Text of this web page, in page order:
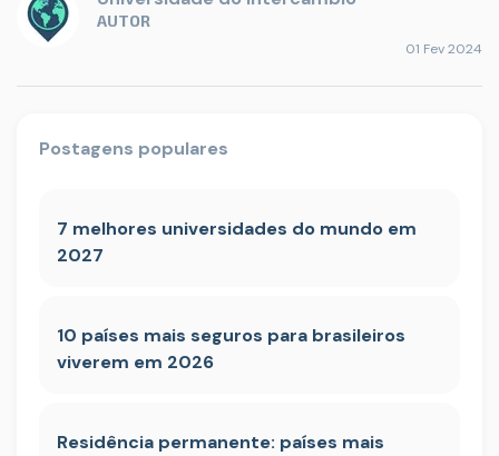
AUTOR
01 Fev 2024
Postagens populares
7 melhores universidades do mundo em
2027
10 países mais seguros para brasileiros
viverem em 2026
Residência permanente: países mais